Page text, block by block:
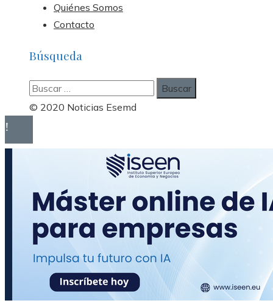
Quiénes Somos
Contacto
Búsqueda
Buscar:
© 2020 Noticias Esemd